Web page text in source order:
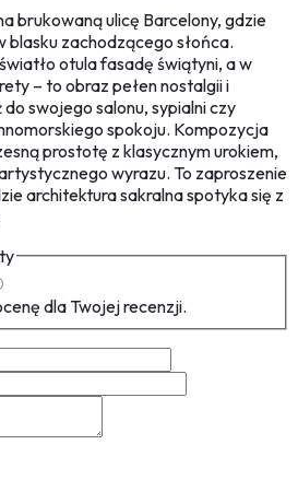
brukowaną ulicę Barcelony, gdzie
blasku zachodzącego słońca.
otula fasadę świątyni, a w
– to obraz pełen nostalgii i
swojego salonu, sypialni czy
spokoju. Kompozycja
prostotę z klasycznym urokiem,
wyrazu. To zaproszenie
architektura sakralna spotyka się z
dla Twojej recenzji.